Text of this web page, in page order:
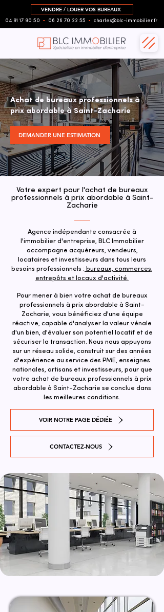
VENDRE / LOUER VOS BUREAUX
04 91 17 90 50 ▪︎ 06 26 70 22 55 ▪︎ charles@blc-immobilier.fr
Achat de bureaux professionnels à
prix abordable à Saint-Zacharie
DEMANDER UNE ESTIMATION
Votre expert pour l'achat de bureaux
professionnels à prix abordable à Saint-
Zacharie
Agence indépendante consacrée à
l'immobilier d'entreprise, BLC Immobilier
accompagne acquéreurs, vendeurs,
locataires et investisseurs dans tous leurs
besoins professionnels : bureaux, commerces,
entrepôts et locaux d'activité.
Pour mener à bien votre achat de bureaux
professionnels à prix abordable à Saint-
Zacharie, vous bénéficiez d'une équipe
réactive, capable d'analyser la valeur vénale
d'un bien, d'évaluer son potentiel locatif et de
sécuriser la transaction. ​Nous nous appuyons
sur un réseau solide, construit sur des années
d'expérience au service des PME, enseignes
nationales, artisans et investisseurs, pour que
votre achat de bureaux professionnels à prix
abordable à Saint-Zacharie se conclue dans
les meilleures conditions.
VOIR NOTRE PAGE DÉDIÉE
CONTACTEZ-NOUS